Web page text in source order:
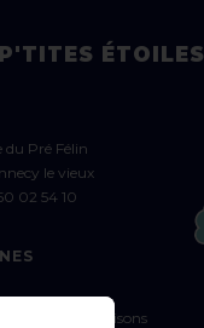
ÉTOILES
du Pré Félin
le vieux
02 54 10
des Quatre Saisons